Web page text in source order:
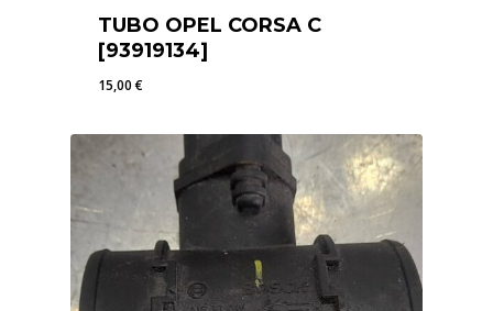
TUBO OPEL CORSA C
[93919134]
15,00€